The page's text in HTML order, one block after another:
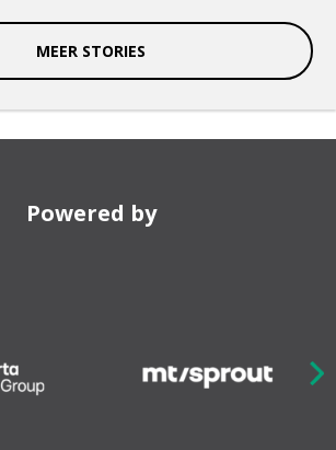
MEER STORIES
Powered by